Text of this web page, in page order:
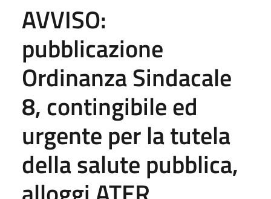
AVVISO:
pubblicazione
Ordinanza Sindacale
8, contingibile ed
urgente per la tutela
della salute pubblica,